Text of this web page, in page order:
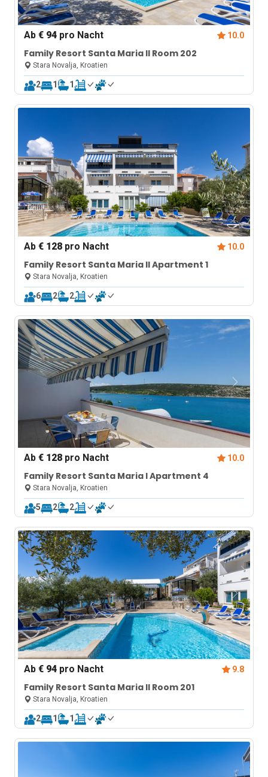
Ab€ 94 pro Nacht 10.0
Family Resort Santa Maria II Room 202
Stara Novalja, Kroatien
2 1 1
Ab€ 128 pro Nacht 10.0
Family Resort Santa Maria II Apartment 1
Stara Novalja, Kroatien
6 2 2
Ab€ 128 pro Nacht 10.0
Family Resort Santa Maria I Apartment 4
Stara Novalja, Kroatien
5 2 2
Ab€ 94 pro Nacht 9.8
Family Resort Santa Maria II Room 201
Stara Novalja, Kroatien
2 1 1